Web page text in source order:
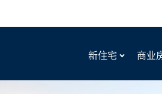
新住宅 商业